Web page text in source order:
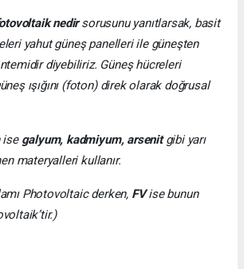
nedirsorusunu yanıtlarsak, basit
yahut güneş panelleri ile güneşten
diyebiliriz. Güneş hücreleri
ışığını (foton) direk olarak doğrusal
ise galyum, kadmiyum, arsenitgibi yarı
materyalleri kullanır.
Photovoltaic derken, FVise bunun